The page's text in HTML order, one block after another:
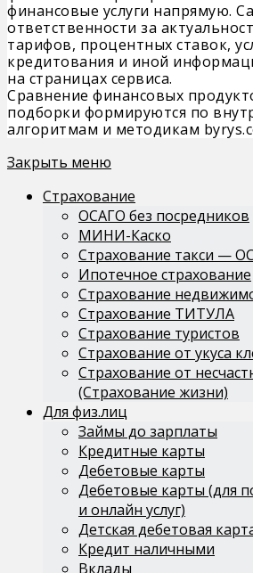
финансовые услуги напрямую.
ответственности за
тарифов, процентных ставок,
кредитования и иной
на страницах сервиса.
Сравнение финансовых
подборки формируются по
алгоритмам и методикам
Закрыть меню
Страхование
ОСАГО без посредников
МИНИ-Каско
Страхование такси —
Ипотечное страхование
Страхование
Страхование ТИТУЛА
Страхование туристов
Страхование от укуса
Страхование от
(Страхование жизни)
Для физ.лиц
Займы до зарплаты
Кредитные карты
Дебетовые карты
Дебетовые карты (для
и онлайн услуг)
Детская дебетовая
Кредит наличными
Вклады